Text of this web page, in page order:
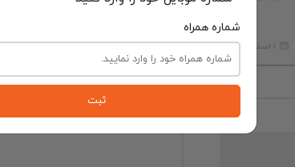
1 اسفند 1402 28 شهریور 1401
شماره همراه
ثبت